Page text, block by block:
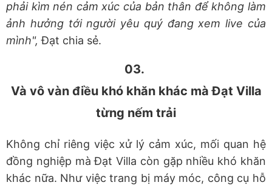
phải kìm nén cảm xúc của bản thân để không làm
ảnh hưởng tới người yêu quý đang xem live của
mình",Đạt chia sẻ.
03.
Và vô vàn điều khó khăn khác mà Đạt Villa
từng nếm trải
Không chỉ riêng việc xử lý cảm xúc, mối quan hệ
đồng nghiệp mà Đạt Villa còn gặp nhiều khó khăn
khác nữa. Như việc trang bị máy móc, công cụ hỗ